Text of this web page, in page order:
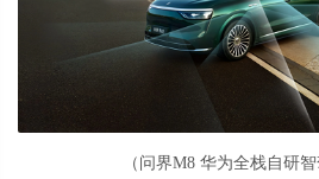
（问界M8 华为全栈自研